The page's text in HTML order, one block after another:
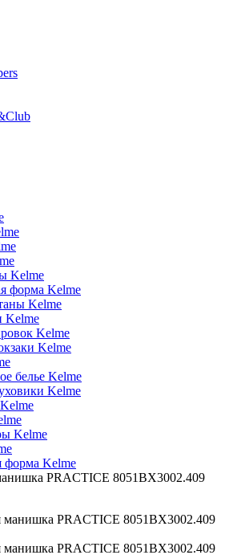
Kelme
форма Kelme
Kelme
Kelme
Kelme
Kelme
белье Kelme
Kelme
Kelme
форма Kelme
PRACTICE 8051BX3002.409